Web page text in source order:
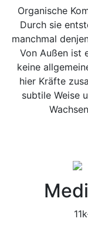
Organische
Durch sie
manchmal
Von Außen ist
keine
hier Kräfte
subtile Weise